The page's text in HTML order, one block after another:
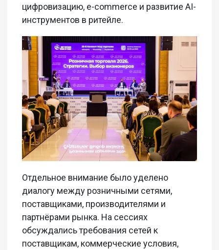
цифровизацию, e-commerce и развитие AI-
инструментов в ритейле.
Отдельное внимание было уделено
диалогу между розничными сетями,
поставщиками, производителями и
партнёрами рынка. На сессиях
обсуждались требования сетей к
поставщикам, коммерческие условия,